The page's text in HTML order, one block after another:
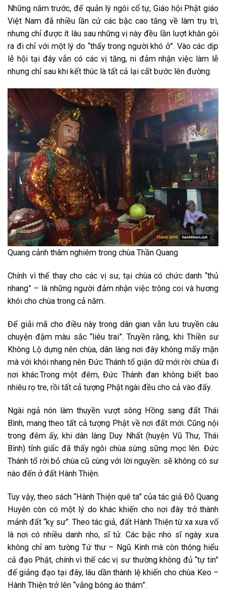
Những năm trước, để quản lý ngôi cổ tự, Giáo hội Phật giáo
Việt Nam đã nhiều lần cử các bậc cao tăng về làm trụ trì,
nhưng chỉ được ít lâu sau những vị này đều lần lượt khăn gói
ra đi chỉ với một lý do “thấy trong người khó ở”. Vào các dịp
lễ hội tại đây vẫn có các vị tăng, ni đảm nhận việc làm lễ
nhưng chỉ sau khi kết thúc là tất cả lại cất bước lên đường.
Quang cảnh thâm nghiêm trong chùa Thần Quang
Chính vì thế thay cho các vị sư, tại chùa có chức danh “thủ
nhang” – là những người đảm nhận việc trông coi và hương
khói cho chùa trong cả năm.
Để giải mã cho điều này trong dân gian vẫn lưu truyền câu
chuyện đậm màu sắc “liêu trai”. Truyền rằng, khi Thiền sư
Không Lộ dựng nên chùa, dân làng nơi đây không mấy mặn
mà với khói nhang nên Đức Thánh tổ giận dữ mới rời chùa đi
nơi khác.Trong một đêm, Đức Thánh đan không biết bao
nhiêu rọ tre, rồi tất cả tượng Phật ngài đều cho cả vào đấy.
Ngài ngả nón làm thuyền vượt sông Hồng sang đất Thái
Bình, mang theo tất cả tượng Phật về nơi đất mới. Cũng nội
trong đêm ấy, khi dân làng Duy Nhất (huyện Vũ Thư, Thái
Bình) tỉnh giấc đã thấy ngôi chùa sừng sững mọc lên. Đức
Thánh tổ rời bỏ chùa cũ cùng với lời nguyền: sẽ không có sư
nào đến ở đất Hành Thiện.
Tuy vậy, theo sách “Hành Thiện quê ta” của tác giả Đỗ Quang
Huyên còn có một lý do khác khiến cho nơi đây trở thành
mảnh đất “kỵ sư”. Theo tác giả, đất Hành Thiện từ xa xưa vố
là nơi có nhiều danh nho, sĩ tử. Các bậc nho sĩ ngày xưa
không chỉ am tường Tứ thư – Ngũ Kinh mà còn thông hiểu
cả đạo Phật, chính vì thế các vị sư thường không đủ “tự tin”
để giảng đạo tại đây, lâu dần thành lệ khiến cho chùa Keo –
Hành Thiện trở lên “vắng bóng áo thâm”.